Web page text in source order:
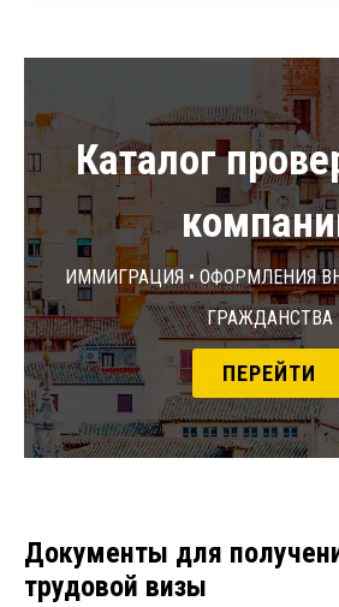
Каталог
Иммиграция • Оформления
гражданства
ПЕРЕЙТИ
Документы для
трудовой визы